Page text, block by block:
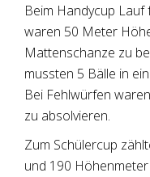
Beim Handycup Lauf
waren 50 Meter
Mattenschanze zu
mussten 5 Bälle in
Bei Fehlwürfen
zu absolvieren.
Zum Schülercup
und 190